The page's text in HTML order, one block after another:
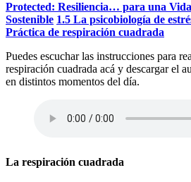
Protected: Resiliencia… para una
Sostenible 1.5 La psicobiología de
Práctica de respiración cuadrada
Puedes escuchar las instrucciones para
respiración cuadrada acá y descargar el
en distintos momentos del día.
La respiración cuadrada